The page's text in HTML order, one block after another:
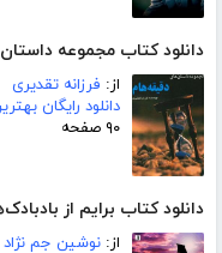
دانلود کتاب مجموعه
از: فرزانه تقدیری
دانلود رایگان
۹۰ صفحه
دانلود کتاب برایم از
از: نوشین جم نژاد